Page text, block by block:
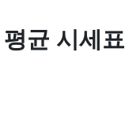
균 시세표